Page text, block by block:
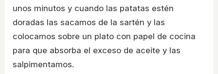
unos minutos y cuando las patatas estén
doradas las sacamos de la sartén y las
colocamos sobre un plato con papel de cocina
para que absorba el exceso de aceite y las
salpimentamos.